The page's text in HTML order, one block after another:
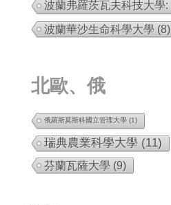
波蘭弗羅茨瓦夫科技大學:
波蘭華沙生命科學大學 (8)
北歐、俄
俄羅斯莫斯科國立管理大學 (1)
瑞典農業科學大學 (11)
芬蘭瓦薩大學 (9)